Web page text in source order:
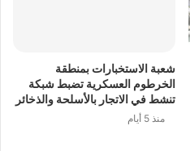
شعبة الاستخبارات بمنطقة
الخرطوم العسكرية تضبط شبكة
تنشط في الاتجار بالأسلحة والذخائر
منذ 5 أيام